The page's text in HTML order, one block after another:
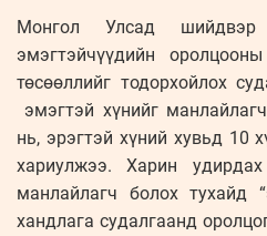
Монгол Улсад
эмэгтэйчүүдийн
төсөөллийг тодорхойлох
эмэгтэй хүнийг
нь, эрэгтэй хүний хувьд 10
хариулжээ. Харин
манлайлагч болох тухайд
хандлага судалгаанд